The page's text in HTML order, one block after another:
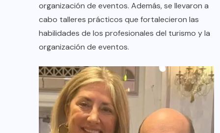
organización de eventos. Además, se llevaron a
cabo talleres prácticos que fortalecieron las
habilidades de los profesionales del turismo y la
organización de eventos.